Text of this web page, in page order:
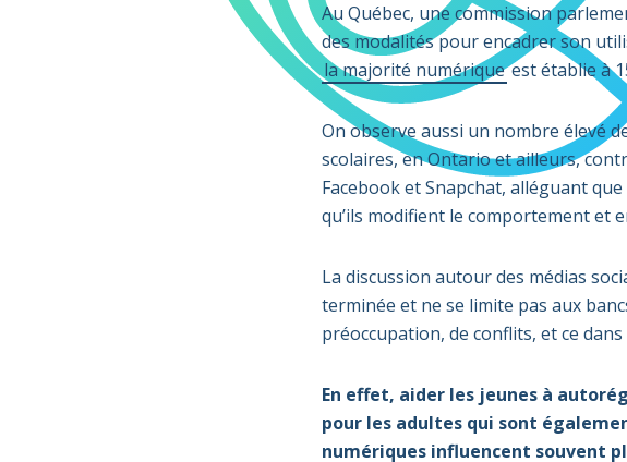
Au Québec, une commission
des modalités pour encadrer son
la majorité numériqueest établie à
On observe aussi un nombre élevé
scolaires, en Ontario et ailleurs,
Facebook et Snapchat, alléguant
qu’ils modifient le comportement et
La discussion autour des médias
terminée et ne se limite pas aux
préoccupation, de conflits, et ce
En effet, aider les jeunes à
pour les adultes qui sont
numériques influencent souvent